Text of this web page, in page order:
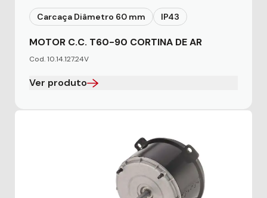
Carcaça Diâmetro 60 mm IP43
MOTOR C.C. T60-90 CORTINA DE AR
Cod. 10.14.127.24V
Ver produto